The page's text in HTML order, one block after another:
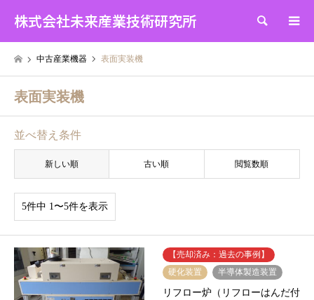
株式会社未来産業技術研究所 検索
中古産業機器 表面実装機
表面実装機
並べ替え条件
新しい順 古い順 閲覧数順
5件中 1〜5件を表示
【売却済み：過去の事例】
硬化装置
半導体製造装置
リフロー炉（リフローはんだ付